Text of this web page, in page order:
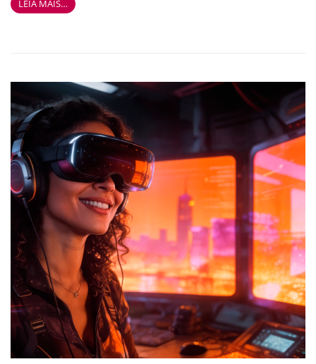
LEIA MAIS…